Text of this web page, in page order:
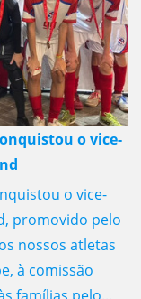
o vice-
o vice-
promovido pelo
nossos atletas
à comissão